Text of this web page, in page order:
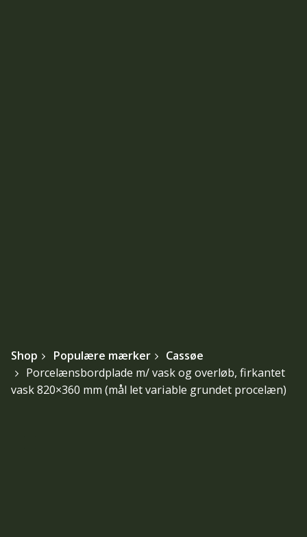
Shop Populære mærker
Cassøe
Porcelænsbordplade m/ vask og overløb, firkantet
vask 820×360 mm (mål let variable grundet procelæn)